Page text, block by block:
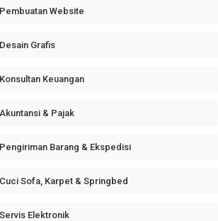
Website
Grafis
Keuangan
& Pajak
Barang & Ekspedisi
Sofa, Karpet & Springbed
Elektronik